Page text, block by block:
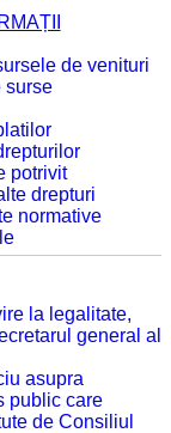
de venituri
surse
potrivit
drepturi
normative
la legalitate,
general al
asupra
public care
de Consiliul